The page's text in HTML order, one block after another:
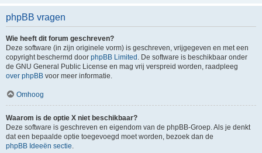
phpBB vragen
Wie heeft dit forum geschreven?
Deze software (in zijn originele vorm) is geschreven, vrijgegeven en met een
copyright beschermd door phpBB Limited . De software is beschikbaar onder
de GNU General Public License en mag vrij verspreid worden, raadpleeg
over phpBB voor meer informatie.
Omhoog
Waarom is de optie X niet beschikbaar?
Deze software is geschreven en eigendom van de phpBB-Groep. Als je denkt
dat een bepaalde optie toegevoegd moet worden, bezoek dan de
phpBB Ideeën sectie.